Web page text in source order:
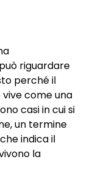
riguardare
perché il
vive come una
casi in cui si
un termine
indica il
la